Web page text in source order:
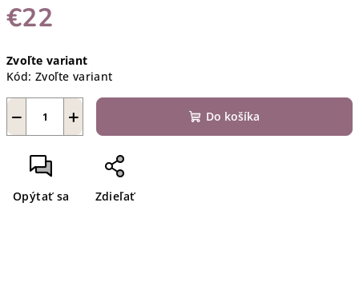
€22
cena:
Zvoľte variant
Kód: Zvoľte variant
+
− Do košíka
Opýtať sa Zdieľať